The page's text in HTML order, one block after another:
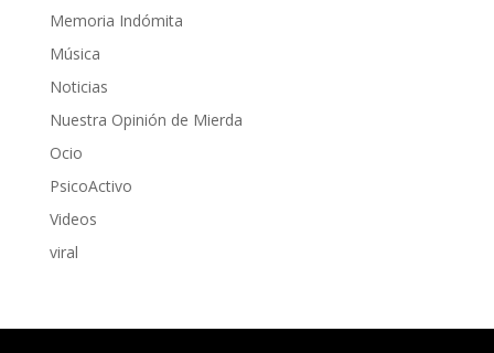
Memoria Indómita
Música
Noticias
Nuestra Opinión de Mierda
Ocio
PsicoActivo
Videos
viral